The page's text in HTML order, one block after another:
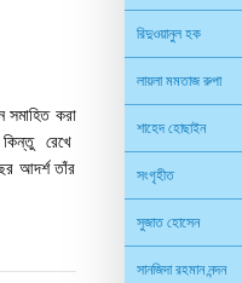
সমাহিত করা
কিন্তু রেখে
আদর্শ তাঁর
রিদুওয়ানুল হক
লায়লা মমতাজ রুপা
শাহেদ হোছাইন
সংগৃহীত
সুজাত হোসেন
সানজিদা রহমান নন্দন